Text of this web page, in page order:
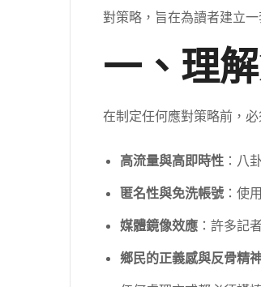
對策略，旨在為讀者建立
一、理
在制定任何應對策略前，
高流量與高即時性：八
匿名性與免洗帳號：使
媒體鏡像效應：許多記
鄉民的正義感與反骨精